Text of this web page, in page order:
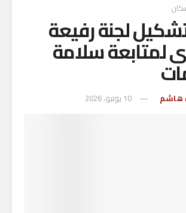
لجنة رفيعة
لمتابعة سلامة
هاشم 10 يونيو، 2026